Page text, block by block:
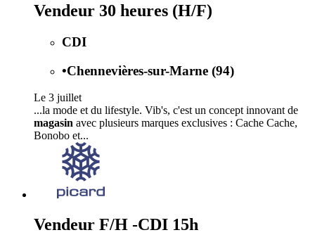
Vendeur 30 heures (H/F)
CDI
•Chennevières-sur-Marne (94)
Le 3 juillet
...la mode et du lifestyle. Vib's, c'est un concept innovant de
magasin avec plusieurs marques exclusives : Cache Cache,
Bonobo et...
Vendeur F/H -CDI 15h